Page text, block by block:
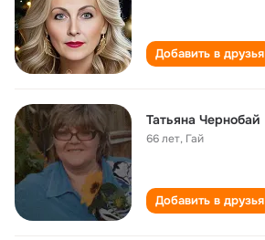
Добавить в друзья
Татьяна Чернобай
66 лет, Гай
Добавить в друзья